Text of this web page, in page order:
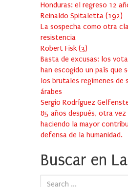
Honduras: el regreso 12
Reinaldo Spitaletta (192)
La sospecha como otra
resistencia
Robert Fisk (3)
Basta de excusas: los
han escogido un país que
los brutales regímenes de
árabes
Sergio Rodríguez
85 años después, otra vez
haciendo la mayor
defensa de la humanidad.
Buscar en